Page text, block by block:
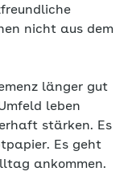
nicht aus dem
länger gut
leben
stärken. Es
Es geht
ankommen.